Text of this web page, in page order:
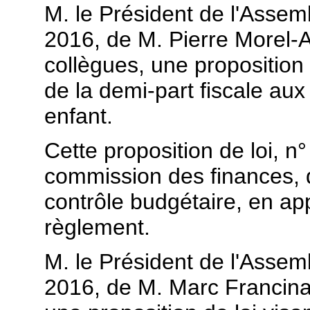
M. le Président de
2016, de M. Pierre Morel-
collègues, une
de la demi-part fiscale
enfant.
Cette proposition de loi,
commission des
contrôle budgétaire, en
règlement.
M. le Président de
2016, de M. Marc